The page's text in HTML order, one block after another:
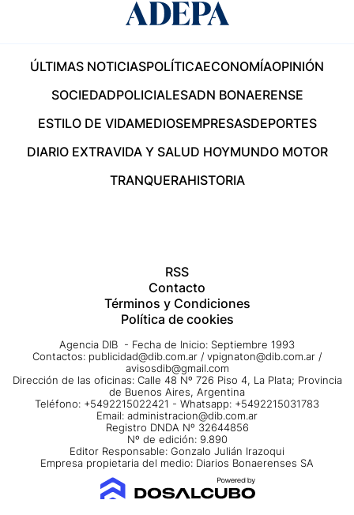
ÚLTIMAS NOTICIASPOLÍTICAECONOMÍAOPINIÓN
SOCIEDADPOLICIALESADN BONAERENSE
ESTILO DE VIDAMEDIOSEMPRESASDEPORTES
DIARIO EXTRAVIDA Y SALUD HOYMUNDO MOTOR
TRANQUERAHISTORIA
RSS
Contacto
Términos y Condiciones
Política de cookies
Agencia DIB - Fecha de Inicio: Septiembre 1993
Contactos: publicidad@dib.com.ar / vpignaton@dib.com.ar /
avisosdib@gmail.com
Dirección de las oficinas: Calle 48 Nº 726 Piso 4, La Plata; Provincia
de Buenos Aires, Argentina
Teléfono: +5492215022421 - Whatsapp: +5492215031783
Email: administracion@dib.com.ar
Registro DNDA Nº 32644856
Nº de edición: 9.890
Editor Responsable: Gonzalo Julián Irazoqui
Empresa propietaria del medio: Diarios Bonaerenses SA